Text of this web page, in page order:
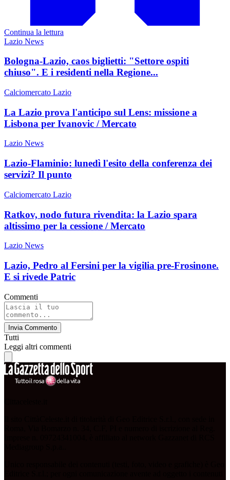
Continua la lettura
Lazio News
Bologna-Lazio, caos biglietti: "Settore ospiti
chiuso". E i residenti nella Regione...
Calciomercato Lazio
La Lazio prova l'anticipo sul Lens: missione a
Lisbona per Ivanovic / Mercato
Lazio News
Lazio-Flaminio: lunedì l'esito della conferenza dei
servizi? Il punto
Calciomercato Lazio
Ratkov, nodo futura rivendita: la Lazio spara
altissimo per la cessione / Mercato
Lazio News
Lazio, Pedro al Fersini per la vigilia pre-Frosinone.
E si rivede Patric
Commenti
Invia Commento
Tutti
Leggi altri commenti